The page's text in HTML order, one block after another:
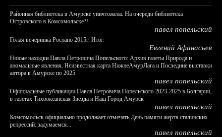
Районная библиотека в Амурске уничтожена. На очереди библиотека
Островского в Комсомольске?!
павел попельский
Голая вечеринка Роснано 2015г. Итог.
Евгений Афанасьев
Новые находки Павла Петровича Попельского: Архив газеты Природа и
аномальные явления, Неизвестная карта НижнеАмурЛага и Последние выставки
автора в Амурске по 2025
павел попельский
Официальные публикации Павла Петровича Попельского 2023-2025 в Болгарии,
в газетах Тихоокеанская Звезда и Наш Город Амурск
павел попельский
Комсомольск официально продолжает отмечать День памяти жертв сталинских
репрессий: задумаемся...
павел попельский